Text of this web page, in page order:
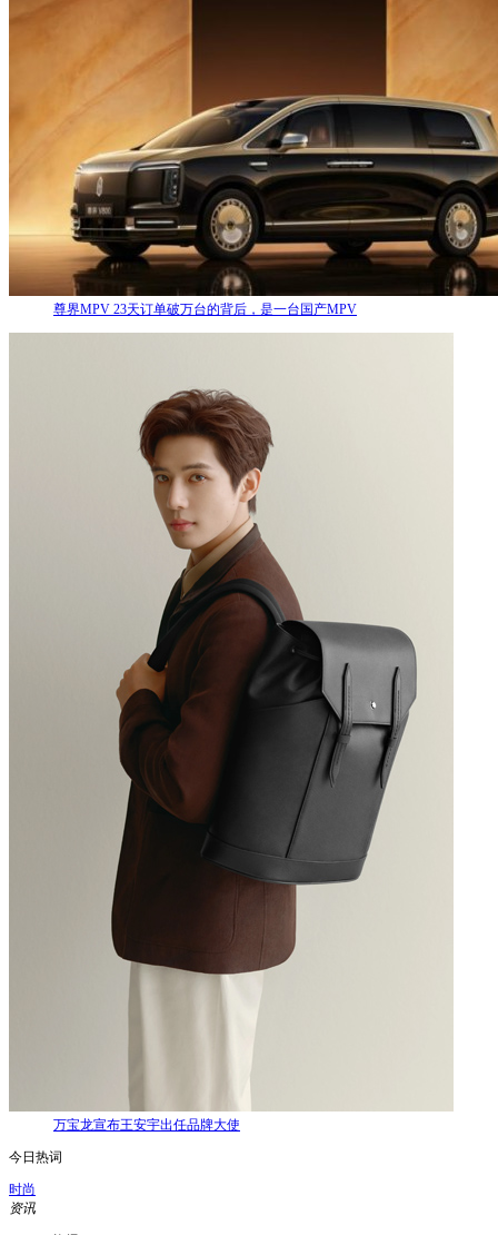
尊界MPV 23天订单破万台的背后，是一台国产MPV
万宝龙宣布王安宇出任品牌大使
今日热词
时尚
资讯